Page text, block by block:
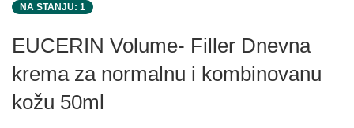
NA STANJU: 1
EUCERIN Volume- Filler Dnevna
krema za normalnu i kombinovanu
kožu 50ml